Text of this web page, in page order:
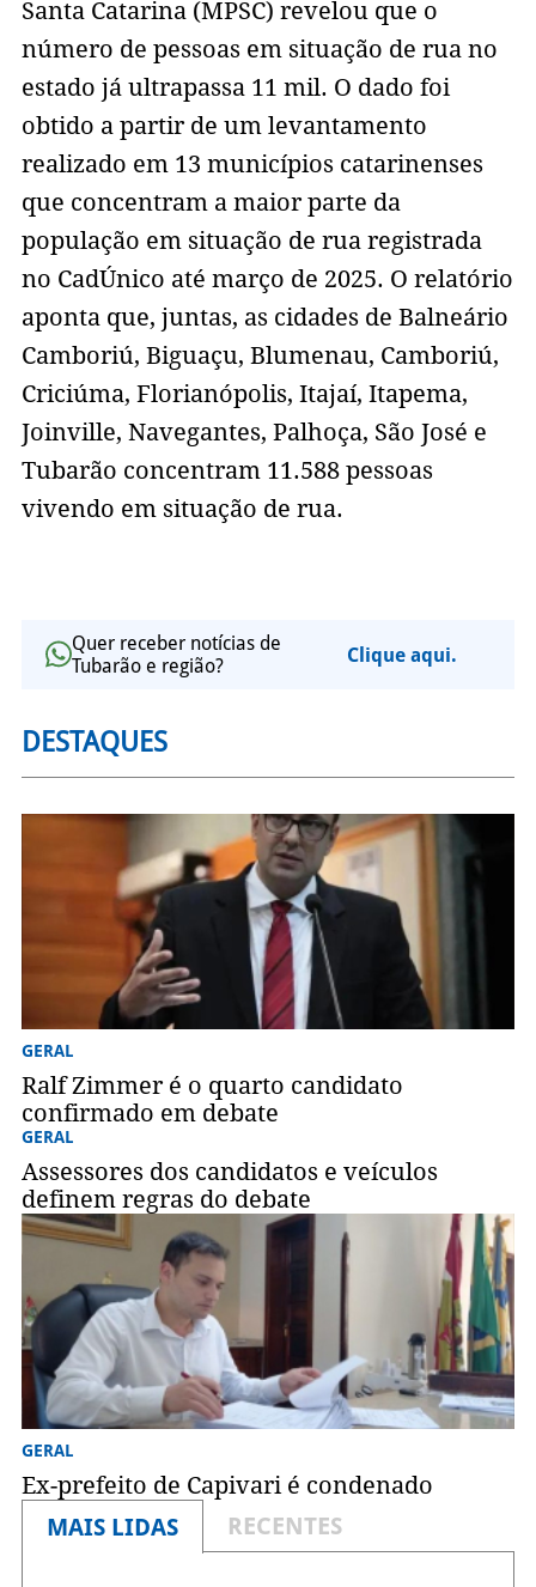
Santa Catarina (MPSC) revelou que o
número de pessoas em situação de rua no
estado já ultrapassa 11 mil. O dado foi
obtido a partir de um levantamento
realizado em 13 municípios catarinenses
que concentram a maior parte da
população em situação de rua registrada
no CadÚnico até março de 2025. O relatório
aponta que, juntas, as cidades de Balneário
Camboriú, Biguaçu, Blumenau, Camboriú,
Criciúma, Florianópolis, Itajaí, Itapema,
Joinville, Navegantes, Palhoça, São José e
Tubarão concentram 11.588 pessoas
vivendo em situação de rua.
Quer receber notícias de
Tubarão e região?
Clique aqui.
DESTAQUES
GERAL
Ralf Zimmer é o quarto candidato
confirmado em debate
GERAL
Assessores dos candidatos e veículos
definem regras do debate
GERAL
Ex-prefeito de Capivari é condenado
MAIS LIDAS
RECENTES